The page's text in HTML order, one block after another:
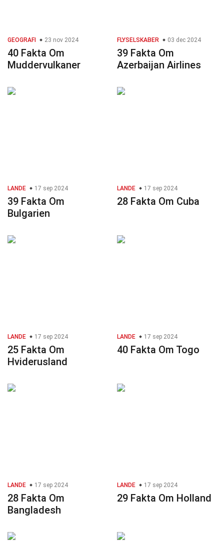
GEOGRAFI 23 nov 2024
40 Fakta Om
Muddervulkaner
FLYSELSKABER 03 dec 2024
39 Fakta Om
Azerbaijan Airlines
LANDE 17 sep 2024
39 Fakta Om
Bulgarien
LANDE 17 sep 2024
28 Fakta Om Cuba
LANDE 17 sep 2024
25 Fakta Om
Hviderusland
LANDE 17 sep 2024
40 Fakta Om Togo
LANDE 17 sep 2024
28 Fakta Om
Bangladesh
LANDE 17 sep 2024
29 Fakta Om Holland